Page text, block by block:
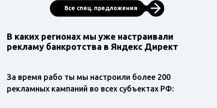
Все спец. предложения
В каких регионах мы уже настраивали
рекламу банкротства в Яндекс Директ
За время рабо ты мы настроили более 200
рекламных кампаний во всех субъектах РФ: